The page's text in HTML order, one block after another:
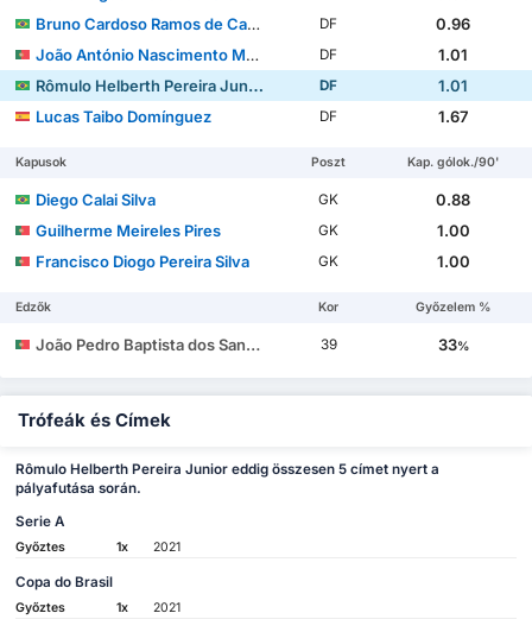
Bruno Cardoso Ramos de Carvalho
DF
0.96
João António Nascimento Muniz
DF
1.01
Rômulo Helberth Pereira Junior
DF
1.01
Lucas Taibo Domínguez
DF 1.67
Kapusok Poszt Kap. gólok./90'
Diego Calai Silva GK
0.88
Guilherme Meireles Pires
GK
1.00
Francisco Diogo Pereira Silva
GK 1.00
Edzők Kor Győzelem %
João Pedro Baptista dos Santos Brito Gião 39 33%
Trófeák és Címek
Rômulo Helberth Pereira Junior eddig összesen 5 címet nyert a
pályafutása során.
Serie A
Győztes 1x 2021
Copa do Brasil
Győztes 1x 2021